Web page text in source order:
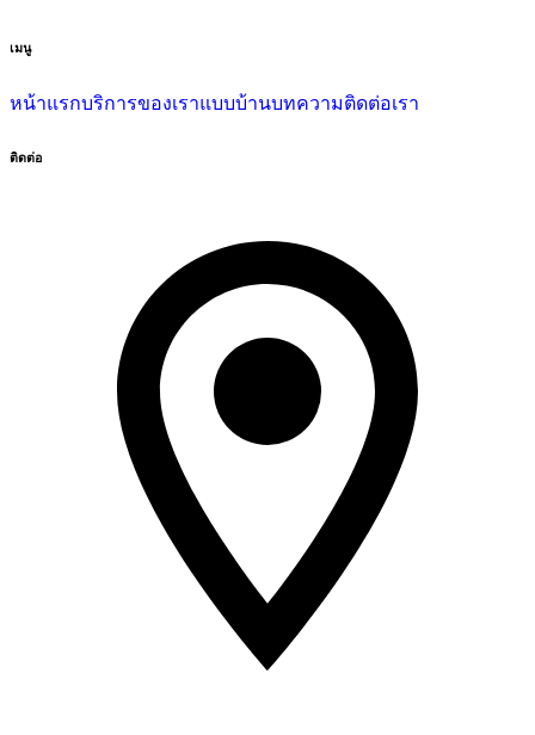
เมนู
หน้าแรกบริการของเราแบบบ้านบทความติดต่อเรา
ติดต่อ